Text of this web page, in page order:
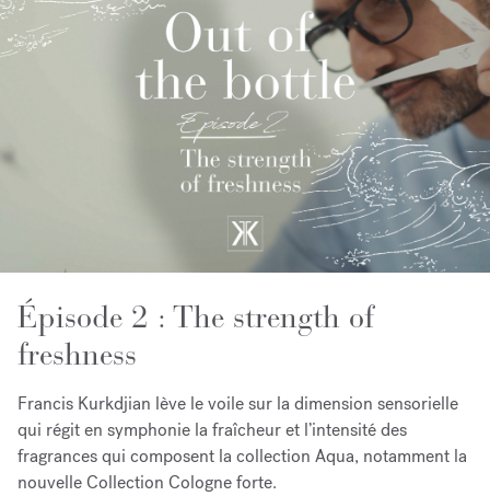
Épisode 2 : The strength of
freshness
Francis Kurkdjian lève le voile sur la dimension sensorielle
qui régit en symphonie la fraîcheur et l’intensité des
fragrances qui composent la collection Aqua, notamment la
nouvelle Collection Cologne forte.